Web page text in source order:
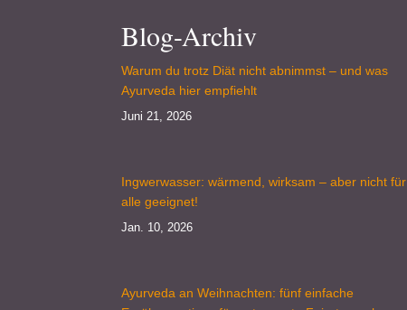
Blog-Archiv
Warum du trotz Diät nicht abnimmst – und was
Ayurveda hier empfiehlt
Juni 21, 2026
Ingwerwasser: wärmend, wirksam – aber nicht für
alle geeignet!
Jan. 10, 2026
Ayurveda an Weihnachten: fünf einfache